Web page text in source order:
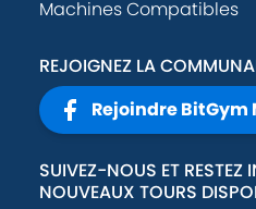
Machines Compatibles
REJOIGNEZ LA
Rejoindre BitGym
SUIVEZ-NOUS ET RESTEZ
NOUVEAUX TOURS